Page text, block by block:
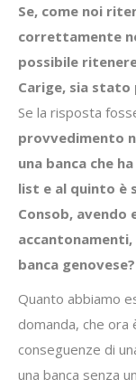
Se, come noi
correttamente
possibile
Carige, sia
Se la risposta
provvedimento
una banca che
list e al quinto è
Consob,
banca genovese?
Quanto abbiamo
domanda, che ora
conseguenze di
una banca senza